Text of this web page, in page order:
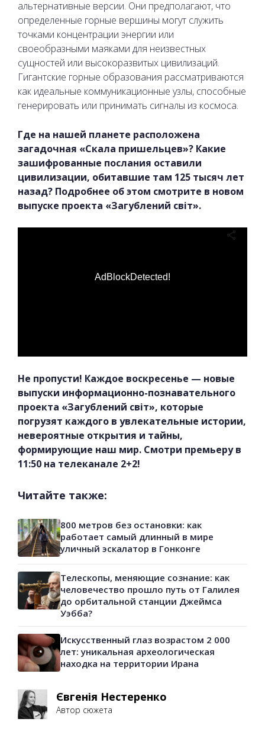
альтернативные версии. Они предполагают, что
определенные горные вершины могут служить
точками концентрации энергии или
своеобразными маяками для неизвестных
сущностей или высокоразвитых цивилизаций.
Гигантские горные образования рассматриваются
как идеальные коммуникационные узлы, способные
генерировать или принимать сигналы из космоса.
Где на нашей планете расположена
загадочная «Скала пришельцев»? Какие
зашифрованные послания оставили
цивилизации, обитавшие там 125 тысяч лет
назад? Подробнее об этом смотрите в новом
выпуске проекта «Загублений світ».
AdBlockDetected!
Не пропусти! Каждое воскресенье — новые
выпуски информационно-познавательного
проекта «Загублений світ», которые
погрузят каждого в увлекательные истории,
невероятные открытия и тайны,
формирующие наш мир. Смотри премьеру в
11:50 на телеканале 2+2!
Читайте также:
800 метров без остановки: как
работает самый длинный в мире
уличный эскалатор в Гонконге
Телескопы, меняющие сознание: как
человечество прошло путь от Галилея
до орбитальной станции Джеймса
Уэбба?
Искусственный глаз возрастом 2 000
лет: уникальная археологическая
находка на территории Ирана
Євгенія Нестеренко
Автор сюжета